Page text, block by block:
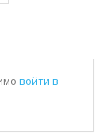
войти в